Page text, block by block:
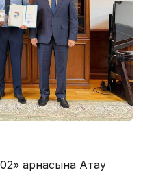
арнасына Ақтау